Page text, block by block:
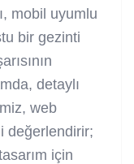
mobil uyumlu
bir gezinti
detaylı
web
değerlendirir;
için